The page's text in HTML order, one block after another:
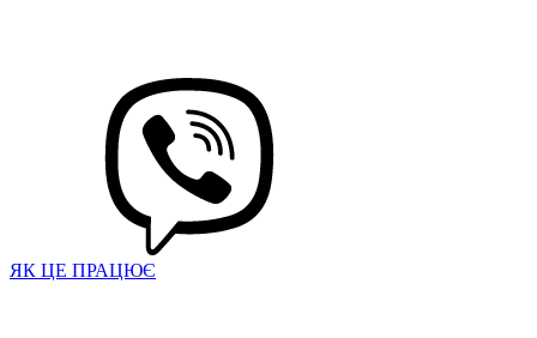
ЯК ЦЕ ПРАЦЮЄ